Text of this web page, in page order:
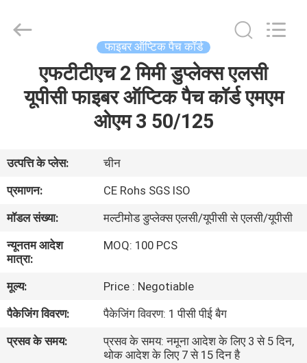
हमारे
बारे
में
कारखाना
भ्रमण
गुणवत्ता
नियंत्रण
Co.,Ltd..
फाइबर ऑप्टिक पैच कॉर्ड
एफटीटीएच 2 मिमी डुप्लेक्स एलसी
यूपीसी फाइबर ऑप्टिक पैच कॉर्ड एमएम
ओएम 3 50/125
उत्पत्ति के प्लेस:
चीन
प्रमाणन:
CE Rohs SGS ISO
मॉडल संख्या:
मल्टीमोड डुप्लेक्स एलसी/यूपीसी से एलसी/यूपीसी
न्यूनतम आदेश
मात्रा:
MOQ: 100 PCS
मूल्य:
Price : Negotiable
पैकेजिंग विवरण:
पैकेजिंग विवरण: 1 पीसी पीई बैग
प्रसव के समय:
प्रसव के समय: नमूना आदेश के लिए 3 से 5 दिन,
थोक आदेश के लिए 7 से 15 दिन है